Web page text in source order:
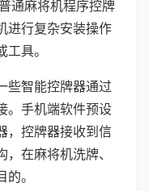
通麻将机程序控牌
进行复杂安装操作
具。
些智能控牌器通过
。手机端软件预设
，控牌器接收到信
在麻将机洗牌、
。